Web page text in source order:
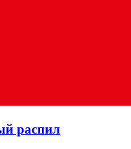
распил